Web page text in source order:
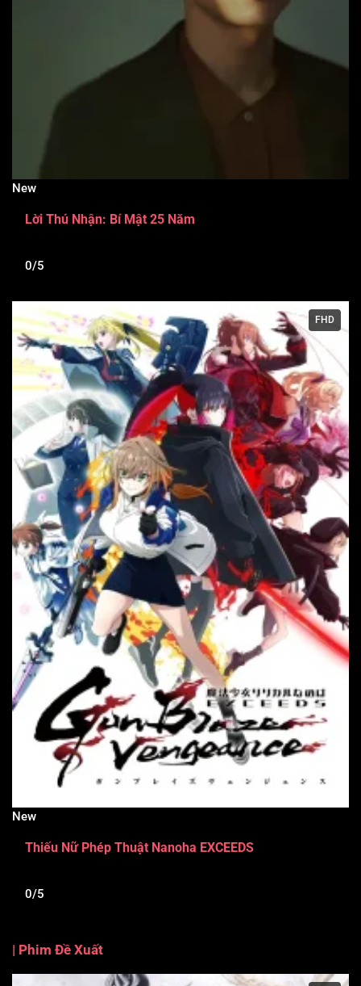
New
Lời Thú Nhận: Bí Mật 25 Năm
0/5
FHD
New
Thiếu Nữ Phép Thuật Nanoha EXCEEDS
0/5
| Phim Đề Xuất